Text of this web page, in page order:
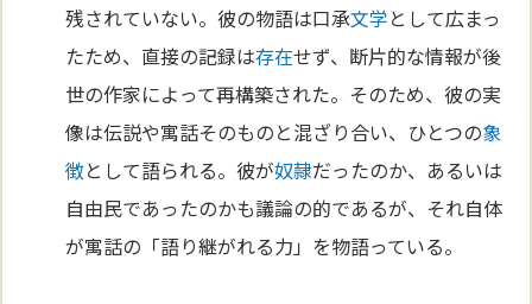
残されていない。彼の物語は口承文学として広まっ
たため、直接の記録は存在せず、断片的な情報が後
世の作家によって再構築された。そのため、彼の実
像は伝説や寓話そのものと混ざり合い、ひとつの象
徴として語られる。彼が奴隷だったのか、あるいは
自由民であったのかも議論の的であるが、それ自体
が寓話の「語り継がれる力」を物語っている。